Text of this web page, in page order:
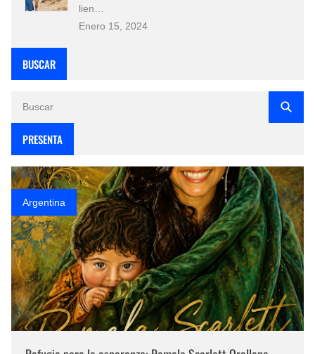
lien…
Enero 15, 2024
BUSCAR
PRESENTA
Argentina